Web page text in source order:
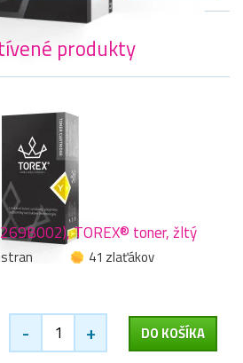
produkty
TOREX® toner, žltý
41 zlaťákov
- + DO KOŠÍKA